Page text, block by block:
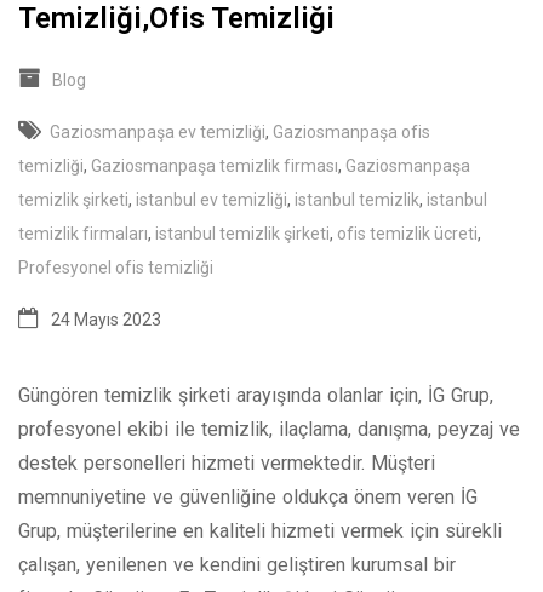
Temizliği,Ofis Temizliği
Blog
Gaziosmanpaşa ev temizliği, Gaziosmanpaşa ofis
temizliği, Gaziosmanpaşa temizlik firması, Gaziosmanpaşa
temizlik şirketi, istanbul ev temizliği, istanbul temizlik, istanbul
temizlik firmaları, istanbul temizlik şirketi, ofis temizlik ücreti,
Profesyonel ofis temizliği
24 Mayıs 2023
Güngören temizlik şirketi arayışında olanlar için, İG Grup,
profesyonel ekibi ile temizlik, ilaçlama, danışma, peyzaj ve
destek personelleri hizmeti vermektedir. Müşteri
memnuniyetine ve güvenliğine oldukça önem veren İG
Grup, müşterilerine en kaliteli hizmeti vermek için sürekli
çalışan, yenilenen ve kendini geliştiren kurumsal bir